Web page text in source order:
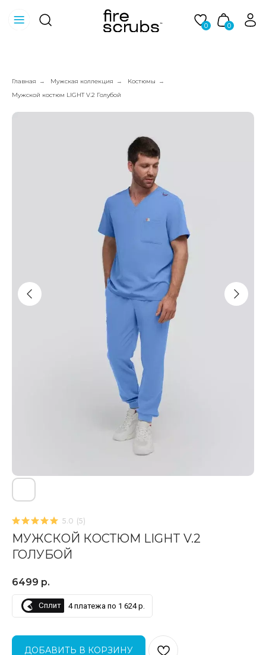
Главная → Мужская коллекция → Костюмы →
Мужской костюм LIGHT V.2 Голубой
5.0 (5)
МУЖСКОЙ КОСТЮМ LIGHT V.2
ГОЛУБОЙ
6499 р.
Сплит 4 платежа по 1 624 р.
ДОБАВИТЬ В КОРЗИНУ